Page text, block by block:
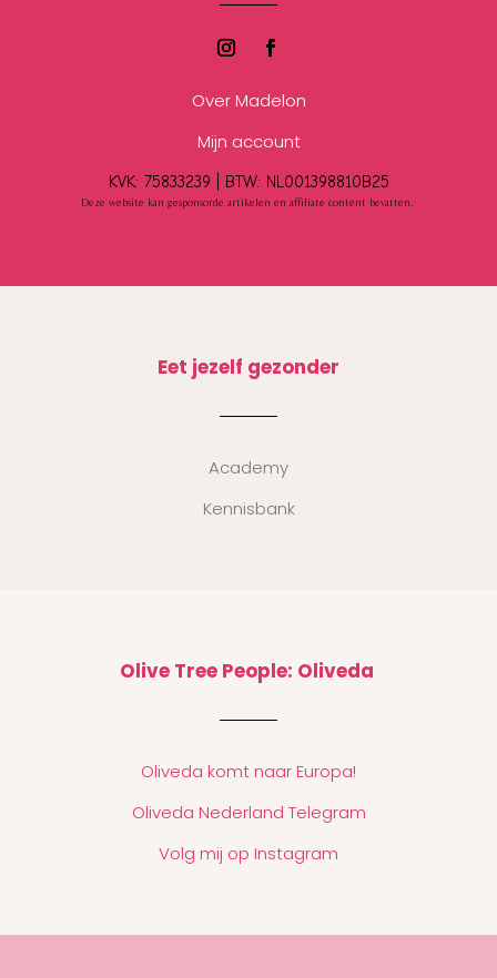
Over Madelon
Mijn account
KVK: 75833239 | BTW: NL001398810B25
Deze website kan gesponsorde artikelen en affiliate content bevatten.
Eet jezelf gezonder
Academy
Kennisbank
Olive Tree People: Oliveda
Oliveda komt naar Europa!
Oliveda Nederland Telegram
Volg mij op Instagram